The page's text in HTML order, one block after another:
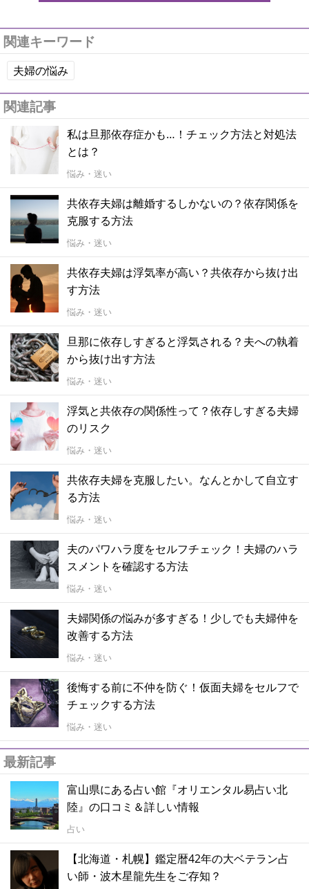
関連キーワード
夫婦の悩み
関連記事
私は旦那依存症かも…！チェック方法と対処法
とは？
悩み・迷い
共依存夫婦は離婚するしかないの？依存関係を
克服する方法
悩み・迷い
共依存夫婦は浮気率が高い？共依存から抜け出
す方法
悩み・迷い
旦那に依存しすぎると浮気される？夫への執着
から抜け出す方法
悩み・迷い
浮気と共依存の関係性って？依存しすぎる夫婦
のリスク
悩み・迷い
共依存夫婦を克服したい。なんとかして自立す
る方法
悩み・迷い
夫のパワハラ度をセルフチェック！夫婦のハラ
スメントを確認する方法
悩み・迷い
夫婦関係の悩みが多すぎる！少しでも夫婦仲を
改善する方法
悩み・迷い
後悔する前に不仲を防ぐ！仮面夫婦をセルフで
チェックする方法
悩み・迷い
最新記事
富山県にある占い館『オリエンタル易占い北
陸』の口コミ＆詳しい情報
占い
【北海道・札幌】鑑定暦42年の大ベテラン占
い師・波木星龍先生をご存知？